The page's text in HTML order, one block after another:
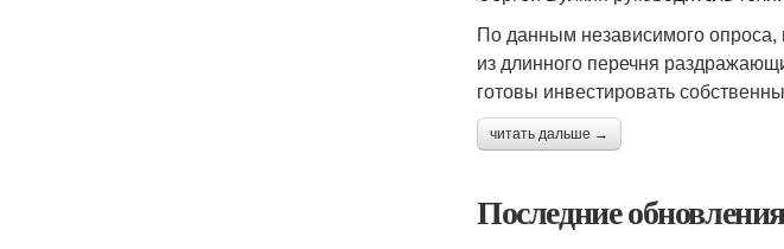
По данным независимого
из длинного перечня
готовы инвестировать
читать дальше →
Последние